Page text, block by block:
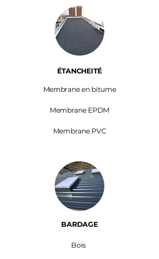
ÉTANCHEITÉ
Membrane en bitume
Membrane EPDM
Membrane PVC
BARDAGE​
Bois ​